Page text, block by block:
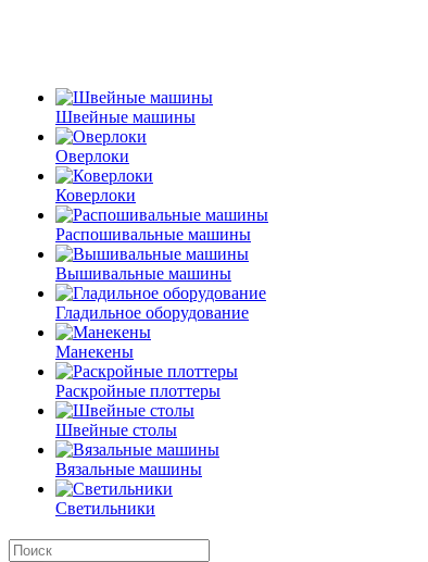
Швейные машины
Оверлоки
Коверлоки
Распошивальные машины
Вышивальные машины
Гладильное оборудование
Манекены
Раскройные плоттеры
Швейные столы
Вязальные машины
Светильники